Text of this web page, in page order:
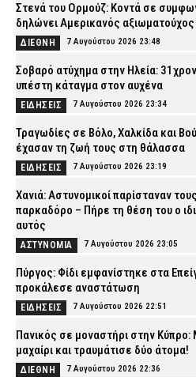
Στενά του Ορμούζ: Κοντά σε
δηλώνει Αμερικανός αξιωματούχος
ΔΙΕΘΝΗ 7 Αυγούστου 2026 23:48
Σοβαρό ατύχημα στην Ηλεία:
υπέστη κάταγμα στον αυχένα
ΕΙΔΗΣΕΙΣ 7 Αυγούστου 2026 23:34
Τραγωδίες σε Βόλο, Χαλκίδα και
έχασαν τη ζωή τους στη θάλασσα
ΕΙΔΗΣΕΙΣ 7 Αυγούστου 2026 23:19
Χανιά: Αστυνομικοί παρίσταναν
παρκαδόρο – Πήρε τη θέση του ο
αυτός
ΑΣΤΥΝΟΜΙΑ 7 Αυγούστου 2026 23:05
Πύργος: Φίδι εμφανίστηκε στα
προκάλεσε αναστάτωση
ΕΙΔΗΣΕΙΣ 7 Αυγούστου 2026 22:51
Πανικός σε μοναστήρι στην
μαχαίρι και τραυμάτισε δύο άτομα!
ΔΙΕΘΝΗ 7 Αυγούστου 2026 22:36